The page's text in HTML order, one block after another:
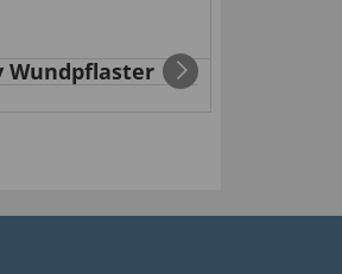
Wundpflaster